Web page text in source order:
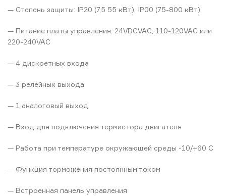
— Степень защиты: IP20 (7,5 55 кВт), IP00 (75-800 кВт)
— Питание платы управления: 24VDCVAC, 110-120VAC или
220-240VAC
— 4 дискретных входа
— 3 релейных выхода
— 1 аналоговый выход
— Вход для подключения термистора двигателя
— Работа при температуре окружающей среды -10/+60 C
— Функция торможения постоянным током
— Встроенная панель управления